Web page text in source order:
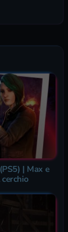
| Max e